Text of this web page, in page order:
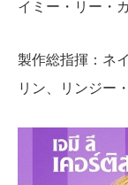
イミー・リー・
製作総指揮：ネ
リン、リンジー